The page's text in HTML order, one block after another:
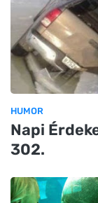
HUMOR
Napi
302.